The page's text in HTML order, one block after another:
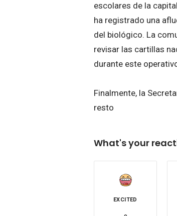
escolares de la
ha registrado una
del biológico. La
revisar las cartillas
durante este
Finalmente, la
resto
What's your
EXCITED